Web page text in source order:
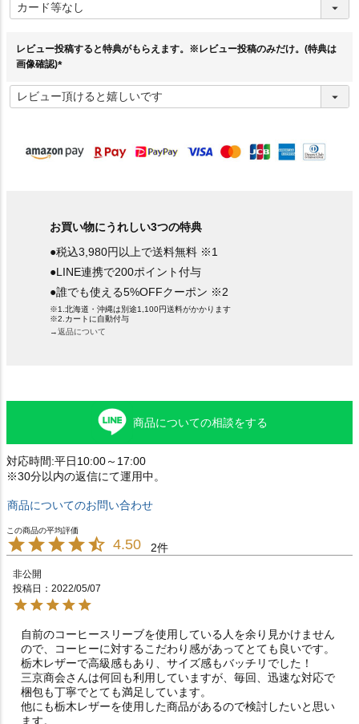
必
須
レビュー投稿すると特典がもらえます。※レビュー投稿のみだけ。(特典は
画像確認)
必
須
お買い物にうれしい3つの特典
●税込3,980円以上で送料無料 ※1
●LINE連携で200ポイント付与
●誰でも使える5%OFFクーポン ※2
※1.北海道・沖縄は別途1,100円送料がかかります
※2.カートに自動付与
→返品について
商品についての相談をする
対応時間:平日10:00～17:00
※30分以内の返信にて運用中。
商品についてのお問い合わせ
4.50 2
非公開
投稿日
2022/05/07
自前のコーヒースリーブを使用している人を余り見かけません
ので、コーヒーに対するこだわり感があってとても良いです。
栃木レザーで高級感もあり、サイズ感もバッチリでした！
三京商会さんは何回も利用していますが、毎回、迅速な対応で
梱包も丁寧でとても満足しています。
他にも栃木レザーを使用した商品があるので検討したいと思い
ます。